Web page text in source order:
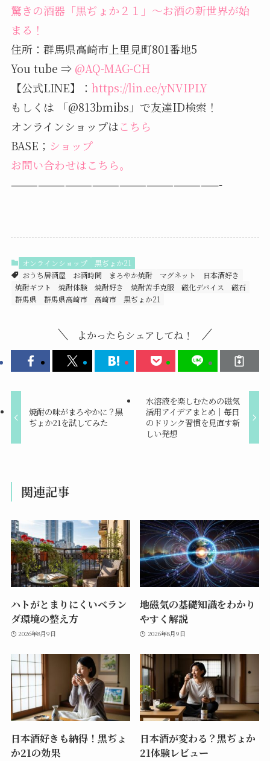
驚きの酒器「黒ぢょか２１」～お酒の新世界が始
まる！
住所：群馬県高崎市上里見町801番地5
You tube ⇒ @AQ-MAG-CH
【公式LINE】： https://lin.ee/yNVIPLY
もしくは 「@813bmibs」で友達ID検索！
オンラインショップはこちら
BASE； ショップ
お問い合わせはこちら。
———————————————————————-
オンラインショップ
黒ぢょか21
おうち居酒屋
お酒時間 まろやか焼酎 マグネット
日本酒好き
焼酎ギフト
焼酎体験 焼酎好き 焼酎苦手克服 磁化デバイス
磁石
群馬県
群馬県高崎市 高崎市 黒ぢょか21
よかったらシェアしてね！
焼酎の味がまろやかに？黒
ぢょか21を試してみた
水溶液を楽しむための磁気
活用アイデアまとめ｜毎日
のドリンク習慣を見直す新
しい発想
関連記事
ハトがとまりにくいベラン
ダ環境の整え方
2026年8月9日
地磁気の基礎知識をわかり
やすく解説
2026年8月9日
日本酒好きも納得！黒ぢょ
か21の効果
日本酒が変わる？黒ぢょか
21体験レビュー